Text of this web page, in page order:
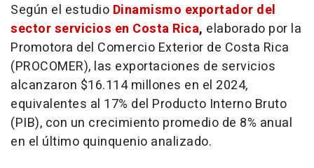
Según el estudio Dinamismo exportador del
sector servicios en Costa Rica, elaborado por la
Promotora del Comercio Exterior de Costa Rica
(PROCOMER), las exportaciones de servicios
alcanzaron $16.114 millones en el 2024,
equivalentes al 17% del Producto Interno Bruto
(PIB), con un crecimiento promedio de 8% anual
en el último quinquenio analizado.